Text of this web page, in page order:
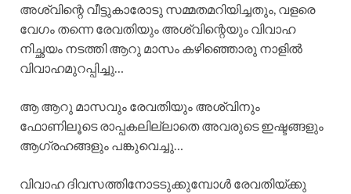
അശ്വിന്റെ വീട്ടുകാരോടു സമ്മതമറിയിച്ചതും, വളരെ
വേഗം തന്നെ രേവതിയും അശ്വിന്റെയും വിവാഹ
നിച്ഛയം നടത്തി ആറു മാസം കഴിഞ്ഞൊരു നാളിൽ
വിവാഹമുറപ്പിച്ചു…
ആ ആറു മാസവും രേവതിയും അശ്വിനും
ഫോണിലൂടെ രാപ്പകലില്ലാതെ അവരുടെ ഇഷ്ടങ്ങളും
ആഗ്രഹങ്ങളും പങ്കുവെച്ചു…
വിവാഹ ദിവസത്തിനോടടുക്കുമ്പോൾ രേവതിയ്ക്കു